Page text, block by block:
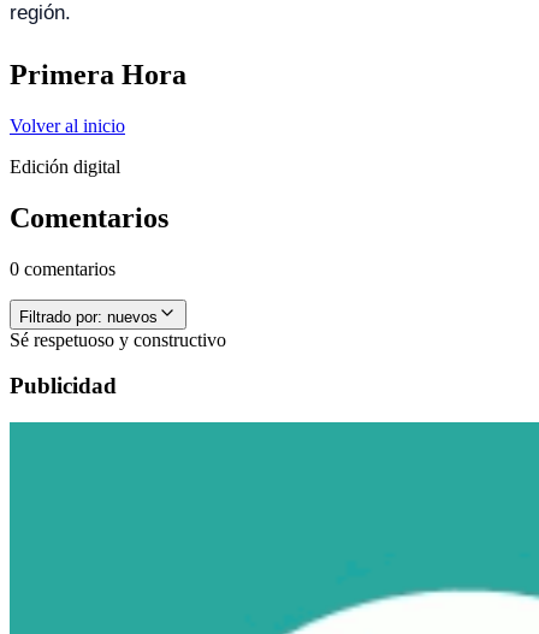
región.
Primera Hora
Volver al inicio
Edición digital
Comentarios
0 comentarios
Filtrado por: nuevos
Sé respetuoso y constructivo
Publicidad